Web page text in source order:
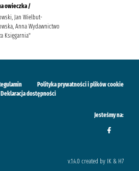
owieczka /
Jan Wielbut-
Anna Wydawnictwo
Księgarnia"
Polityka prywatności i plików cookie
Deklaracja dostępności
Jesteśmy na:
v.1.4.0 created by IK & H7